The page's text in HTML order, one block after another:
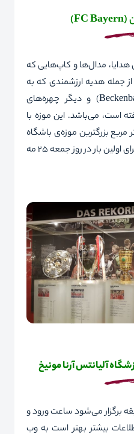
(
FC Bayern
)
مدال‌ها و کاپ‌هایی که
جمله هدیه ارزشمندی که به
) و دیگر چهره‌های
است، می‌باشد. این موزه با
به وسعت 3000 متر مربع بزرگترین موزه‌ی باشگاه
آلمان است. موزه اف.سی بایرن برای اولین بار در روز جمعه 25 مه
آلیانتس آرنا مونیخ
برگزار می‌شود ساعت ورود و
بیشتر بهتر است به وب